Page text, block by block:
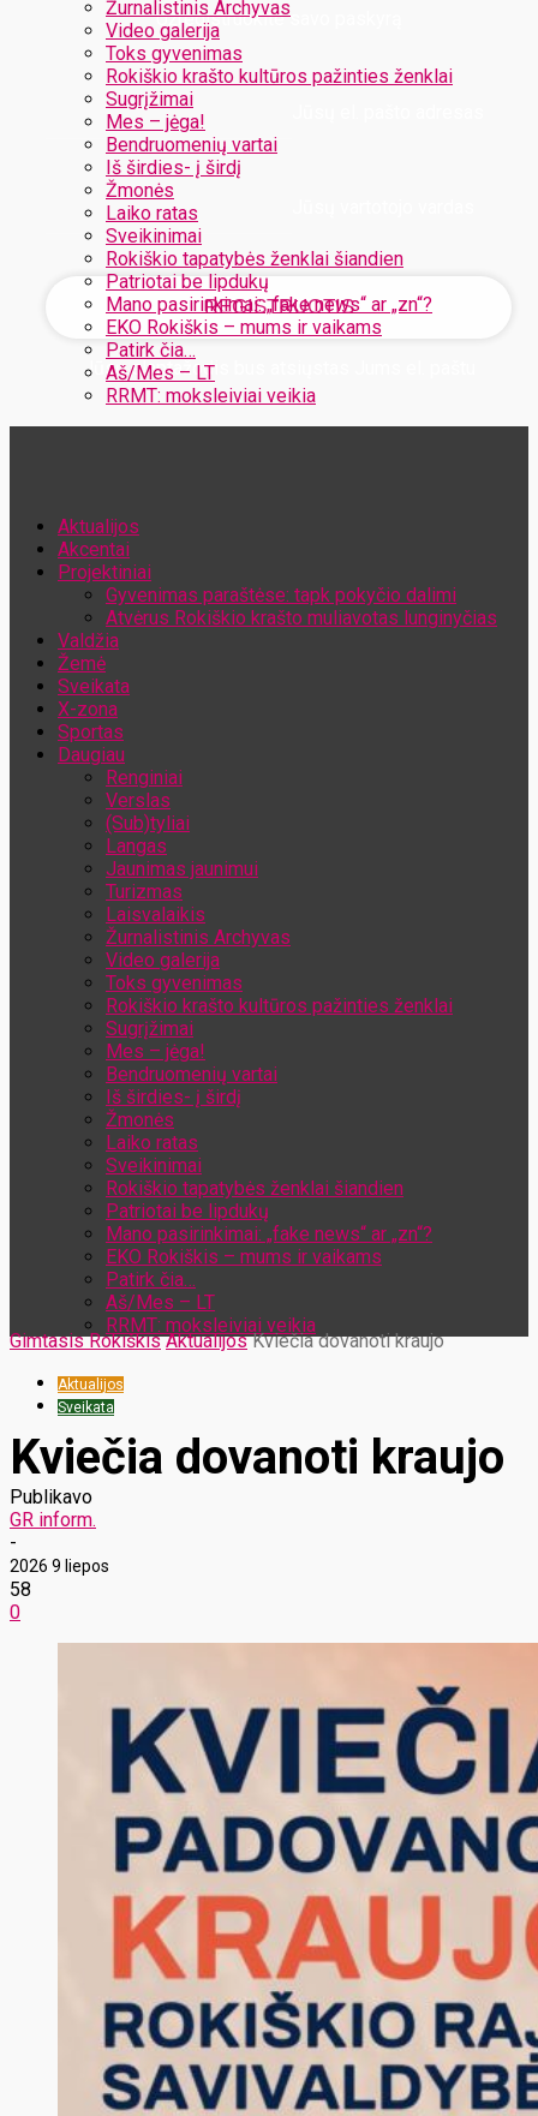
Žurnalistinis Archyvas
Video galerija
Toks gyvenimas
Rokiškio krašto kultūros pažinties ženklai
Sugrįžimai
Mes – jėga!
Bendruomenių vartai
Iš širdies- į širdį
Žmonės
Laiko ratas
Sveikinimai
Rokiškio tapatybės ženklai šiandien
Patriotai be lipdukų
Mano pasirinkimai: „fake news“ ar „zn“?
EKO Rokiškis – mums ir vaikams
Patirk čia…
Aš/Mes – LT
RRMT: moksleiviai veikia
Užregistruokite savo paskyrą
Jūsų slaptažodis bus atsiųstas Jums el. paštu
Aktualijos
Akcentai
Projektiniai
Gyvenimas paraštėse: tapk pokyčio dalimi
Atvėrus Rokiškio krašto muliavotas lunginyčias
Valdžia
Žemė
Sveikata
X-zona
Sportas
Daugiau
Renginiai
Verslas
(Sub)tyliai
Langas
Jaunimas jaunimui
Turizmas
Laisvalaikis
Žurnalistinis Archyvas
Video galerija
Toks gyvenimas
Rokiškio krašto kultūros pažinties ženklai
Sugrįžimai
Mes – jėga!
Bendruomenių vartai
Iš širdies- į širdį
Žmonės
Laiko ratas
Sveikinimai
Rokiškio tapatybės ženklai šiandien
Patriotai be lipdukų
Mano pasirinkimai: „fake news“ ar „zn“?
EKO Rokiškis – mums ir vaikams
Patirk čia…
Aš/Mes – LT
RRMT: moksleiviai veikia
Gimtasis Rokiškis Aktualijos Kviečia dovanoti kraujo
Aktualijos
Sveikata
Kviečia dovanoti kraujo
Publikavo
GR inform.
-
2026 9 liepos
58
0